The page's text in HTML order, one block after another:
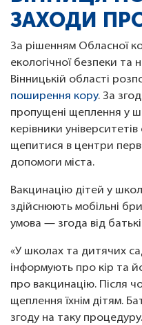
ЗАХОДИ
За рішенням Обласної
екологічної безпеки та
Вінницькій області
поширення кору. За
пропущені щеплення у
керівники
щепитися в центри
допомоги міста.
Вакцинацію дітей у
здійснюють мобільні
умова — згода від
«У школах та дитячих
інформують про кір та
про вакцинацію. Після
щеплення їхнім дітям.
згоду на таку